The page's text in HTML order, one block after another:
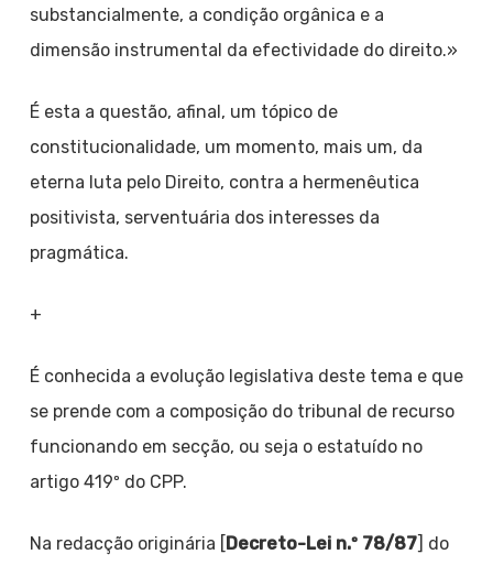
substancialmente, a condição orgânica e a
dimensão instrumental da efectividade do direito.»
É esta a questão, afinal, um tópico de
constitucionalidade, um momento, mais um, da
eterna luta pelo Direito, contra a hermenêutica
positivista, serventuária dos interesses da
pragmática.
+
É conhecida a evolução legislativa deste tema e que
se prende com a composição do tribunal de recurso
funcionando em secção, ou seja o estatuído no
artigo 419º do CPP.
Na redacção originária [Decreto-Lei n.º 78/87] do